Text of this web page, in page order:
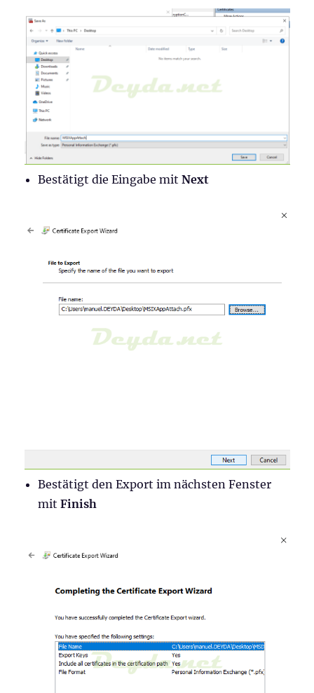
Bestätigt die Eingabe mitNext
Bestätigt den Export im nächsten Fenster
mitFinish